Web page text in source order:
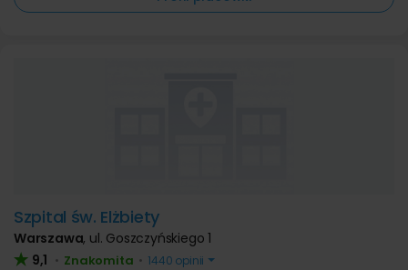
Szpital św. Elżbiety
Warszawa, ul. Goszczyńskiego 1
9,1 • Znakomita • 1440 opinii